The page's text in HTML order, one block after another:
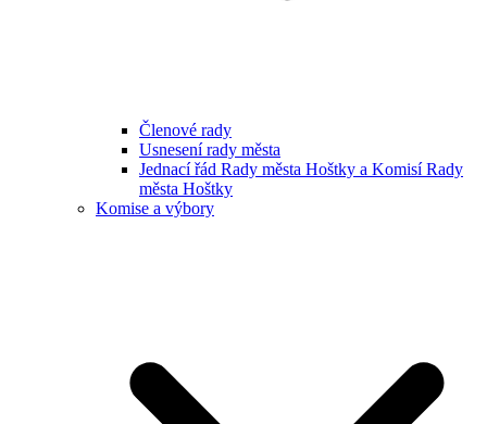
Členové rady
Usnesení rady města
Jednací řád Rady města Hoštky a Komisí Rady
města Hoštky
Komise a výbory